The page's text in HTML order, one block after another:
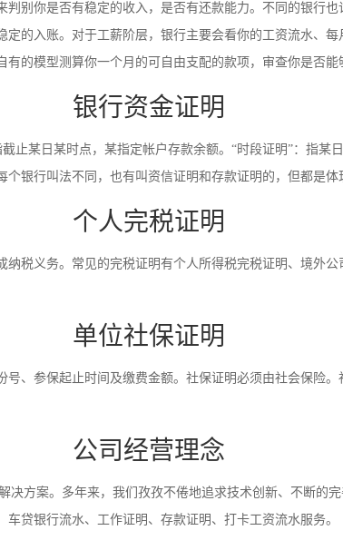
别你是否有稳定的收入，是否有还款能力。不同的银行
的入账。对于工薪阶层，银行主要会看你的工资流水、
的模型测算你一个月的可自由支配的款项，审查你是否能
银行资金证明
止某日某时点，某指定帐户存款余额。“时段证明”：指
银行叫法不同，也有叫资信证明和存款证明的，但都是体
个人完税证明
税义务。常见的完税证明有个人所得税完税证明、境外
单位社保证明
、参保起止时间及缴费金额。社保证明必须由社会保险
公司经营理念
方案。多年来，我们孜孜不倦地追求技术创新、不断的
贷银行流水、工作证明、存款证明、打卡工资流水服务。